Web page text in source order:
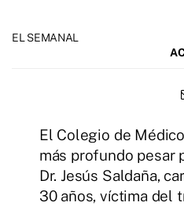
EL SEMANAL
El Colegio de
más profundo pesar
Dr. Jesús Saldaña,
30 años, víctima del